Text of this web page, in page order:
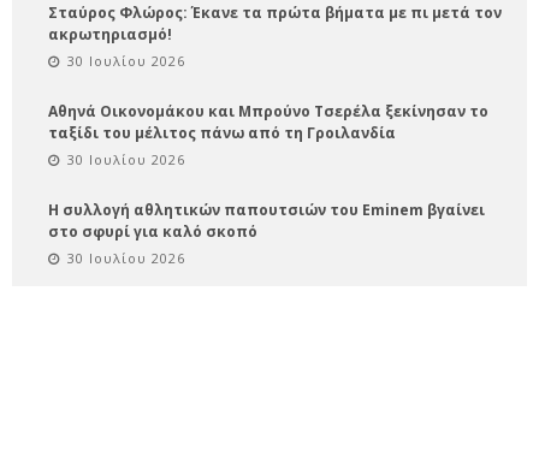
Σταύρος Φλώρος: Έκανε τα πρώτα βήματα με πι μετά τον
ακρωτηριασμό!
30 Ιουλίου 2026
Αθηνά Οικονομάκου και Μπρούνο Τσερέλα ξεκίνησαν το
ταξίδι του μέλιτος πάνω από τη Γροιλανδία
30 Ιουλίου 2026
Η συλλογή αθλητικών παπουτσιών του Eminem βγαίνει
στο σφυρί για καλό σκοπό
30 Ιουλίου 2026